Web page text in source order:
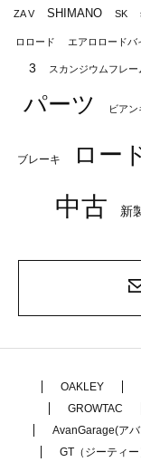
ZA V SHIMANO SK
ロロード エアロロードバ
3
スカンジウムフレー
パーツ ビアン
ブレーキ ロー
中古
新
OAKLEY
GROWTAC
AvanGarage(ア
GT（ジーティー